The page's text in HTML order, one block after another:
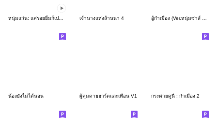
เจ้านางแห่งล้านนา 4
น้องยังไม่ได้นอน ผู้คุมดายฮาร์ตและเพื่อน V1 กระต่ายดูนี่ : กำเมือง 2